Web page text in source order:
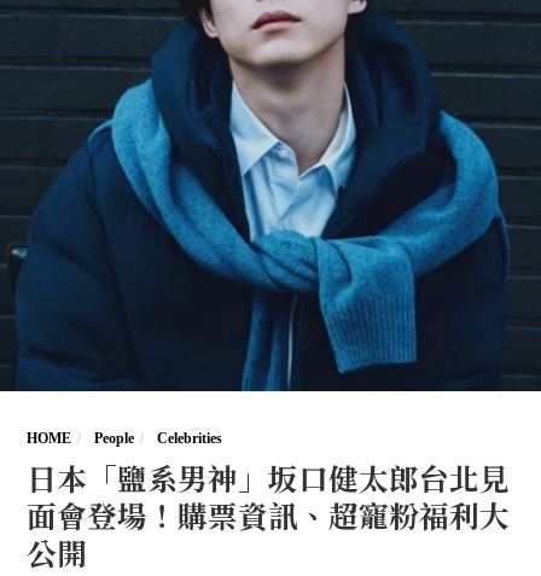
HOME People Celebrities
日本「鹽系男神」坂口健太郎台北見
面會登場！購票資訊、超寵粉福利大
公開